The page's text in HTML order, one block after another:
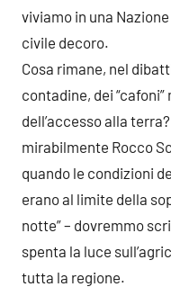
viviamo in una
civile decoro.
Cosa rimane, nel
contadine, dei
dell’accesso alla
mirabilmente Rocco
quando le condizioni
erano al limite della
notte” – dovremmo
spenta la luce
tutta la regione.